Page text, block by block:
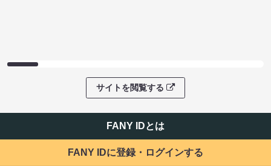
サイトを閲覧する
FANY IDとは
FANY IDに登録・ログインする